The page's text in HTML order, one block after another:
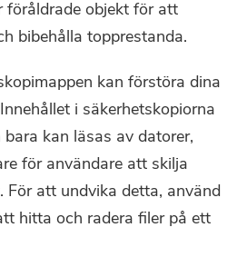
föråldrade objekt för att
bibehålla topprestanda.
kan förstöra dina
i säkerhetskopiorna
kan läsas av datorer,
för användare att skilja
För att undvika detta, använd
hitta och radera filer på ett